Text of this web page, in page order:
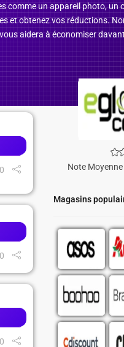
comme un appareil photo, un
et obtenez vos réductions.
aidera à économiser
Note
Magasins